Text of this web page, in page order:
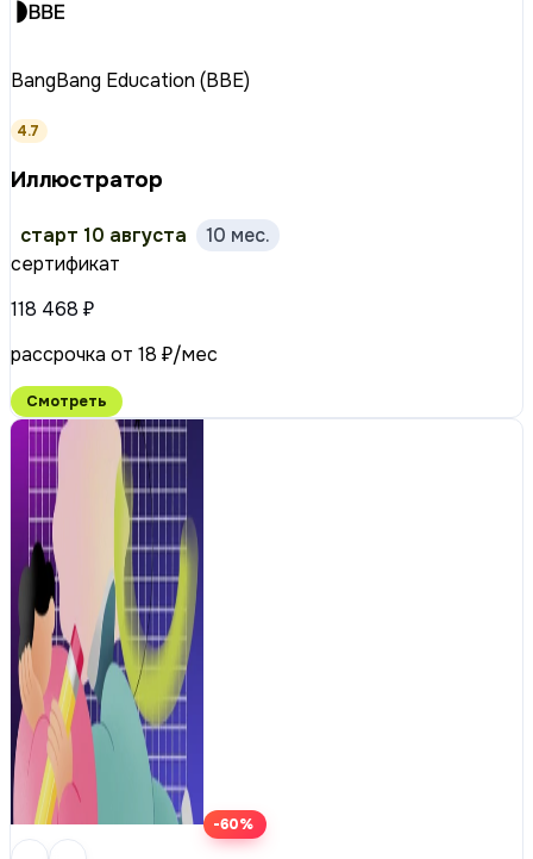
BangBang Education (BBE)
4.7
Иллюстратор
старт 10 августа
10 мес.
сертификат
118 468 ₽
рассрочка от 18 ₽/мес
Смотреть
-60%